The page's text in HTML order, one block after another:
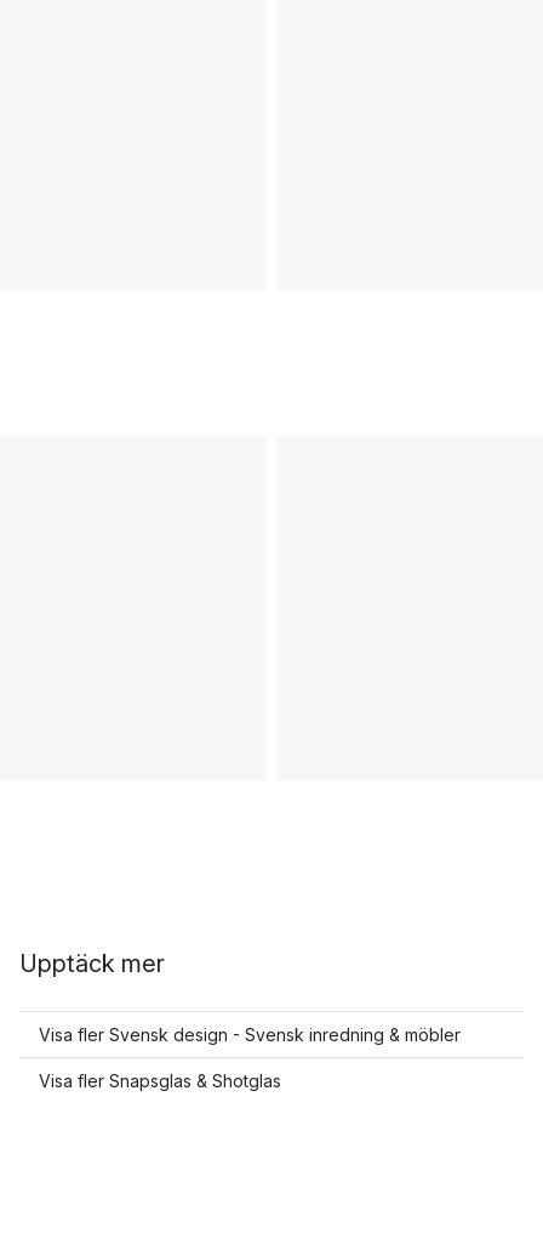
Upptäck mer
Visa fler Svensk design - Svensk inredning & möbler
Visa fler Snapsglas & Shotglas